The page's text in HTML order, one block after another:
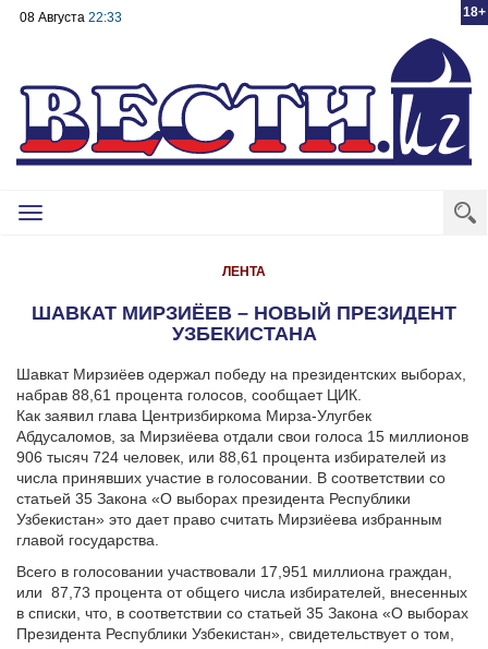
18+
08 Августа 22:33
Toggle
ЛЕНТА
ШАВКАТ МИРЗИЁЕВ – НОВЫЙ ПРЕЗИДЕНТ
УЗБЕКИСТАНА
Шавкат Мирзиёев одержал победу на президентских выборах,
набрав 88,61 процента голосов, сообщает ЦИК.
Как заявил глава Центризбиркома Мирза-Улугбек
Абдусаломов, за Мирзиёева отдали свои голоса 15 миллионов
906 тысяч 724 человек, или 88,61 процента избирателей из
числа принявших участие в голосовании. В соответствии со
статьей 35 Закона «О выборах президента Республики
Узбекистан» это дает право считать Мирзиёева избранным
главой государства.
Всего в голосовании участвовали 17,951 миллиона граждан,
или 87,73 процента от общего числа избирателей, внесенных
в списки, что, в соответствии со статьей 35 Закона «О выборах
Президента Республики Узбекистан», свидетельствует о том,